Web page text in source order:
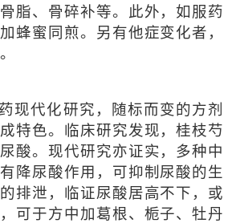
脂、骨碎补等。此外，如服药
蜂蜜同煎。另有他症变化者，
现代化研究，随标而变的方剂
特色。临床研究发现，桂枝芍
酸。现代研究亦证实，多种中
降尿酸作用，可抑制尿酸的生
排泄，临证尿酸居高不下，或
可于方中加葛根、栀子、牡丹